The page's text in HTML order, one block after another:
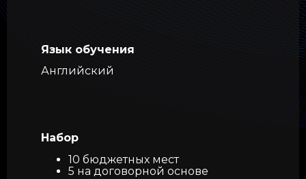
Язык обучения
Английский
Набор
10 бюджетных мест
5 на договорной основе